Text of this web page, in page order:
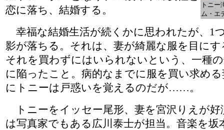
トニー
ム・エ
恋に落ち、結婚する。
幸福な結婚生活が続くかに思われたが、1
影が落ちる。それは、妻が綺麗な服を目にす
それを買わずにはいられないという、一種
に陥ったこと。病的なまでに服を買い求め
にトニーは戸惑いを覚えるのだが……。
トニーをイッセー尾形、妻を宮沢りえが好
は写真家でもある広川泰士が担当。音楽を坂